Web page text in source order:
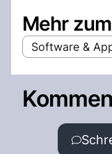
Mehr
Software &